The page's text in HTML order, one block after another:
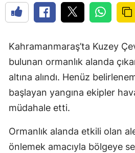
Kahramanmaraş’ta Kuzey
bulunan ormanlık alanda
altına alındı. Henüz
başlayan yangına ekipler
müdahale etti.
Ormanlık alanda etkili olan
önlemek amacıyla bölgeye